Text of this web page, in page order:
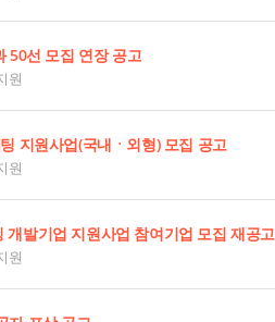
50선 모집 연장 공고
원
지원사업(국내ㆍ외형) 모집 공고
원
개발기업 지원사업 참여기업 모집 재공고
원